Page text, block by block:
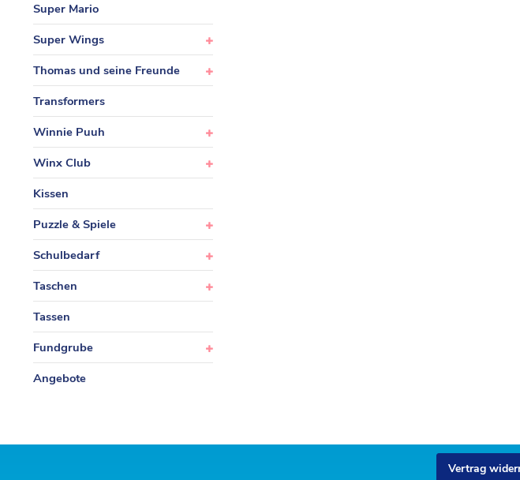
Super Mario
Super Wings
Thomas und seine Freunde
Transformers
Winnie Puuh
Winx Club
Kissen
Puzzle & Spiele
Schulbedarf
Taschen
Tassen
Fundgrube
Angebote
Vertrag